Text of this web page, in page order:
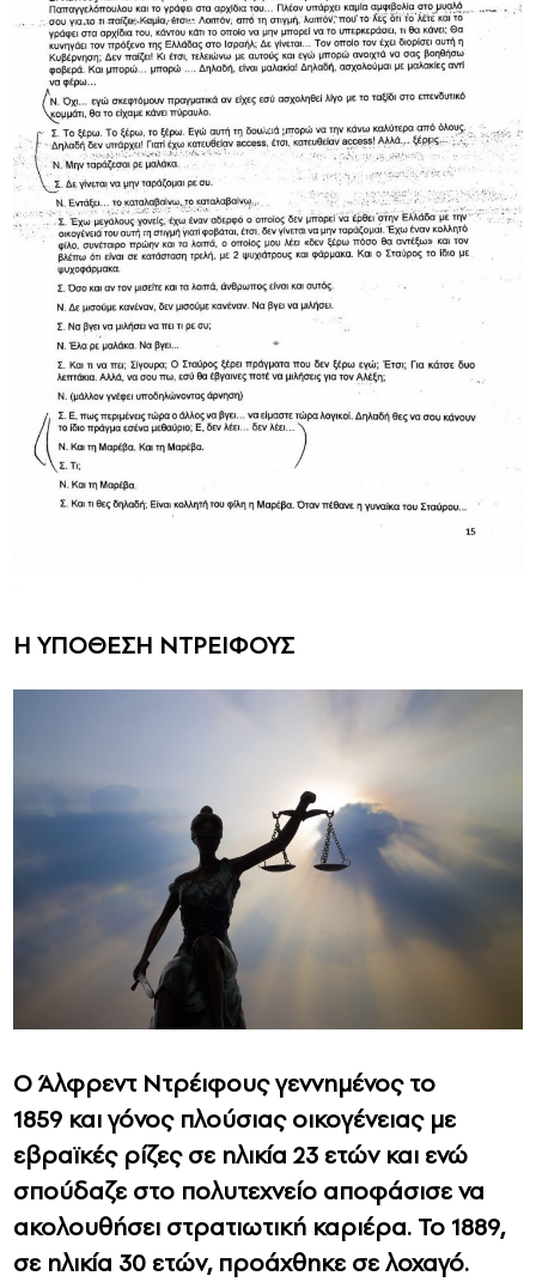
H YΠΟΘΕΣΗ ΝΤΡΕΙΦΟΥΣ
Ο Άλφρεντ Ντρέιφους γεννημένος το
1859 και γόνος πλούσιας οικογένειας με
εβραϊκές ρίζες σε ηλικία 23 ετών και ενώ
σπούδαζε στο πολυτεχνείο αποφάσισε να
ακολουθήσει στρατιωτική καριέρα. Το 1889,
σε ηλικία 30 ετών, προάχθηκε σε λοχαγό.